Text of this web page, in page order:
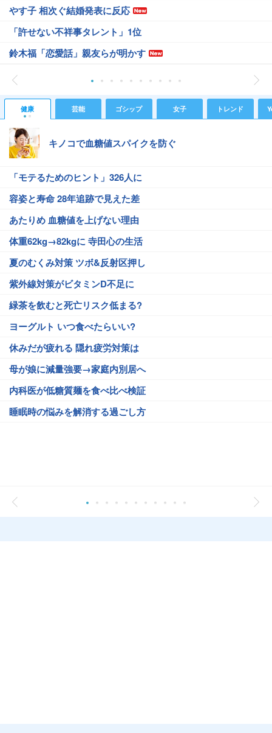
やす子 相次ぐ結婚発表に反応
「許せない不祥事タレント」1位
鈴木福「恋愛話」親友らが明かす
健康 芸能 ゴシップ 女子 トレンド
キノコで血糖値スパイクを防ぐ
「モテるためのヒント」326人に
容姿と寿命 28年追跡で見えた差
あたりめ 血糖値を上げない理由
体重62kg→82kgに 寺田心の生活
夏のむくみ対策 ツボ&反射区押し
紫外線対策がビタミンD不足に
緑茶を飲むと死亡リスク低まる?
ヨーグルト いつ食べたらいい?
休みだが疲れる 隠れ疲労対策は
母が娘に減量強要→家庭内別居へ
内科医が低糖質麺を食べ比べ検証
睡眠時の悩みを解消する過ごし方